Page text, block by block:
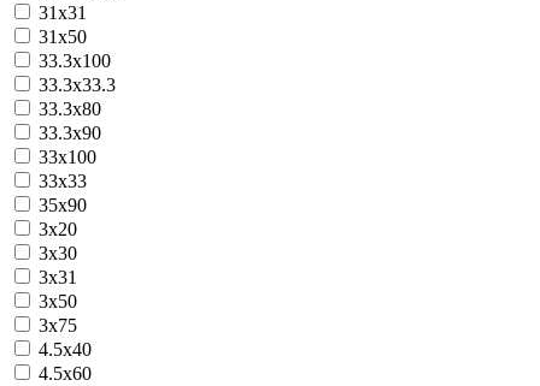
31х31
31х50
33.3х100
33.3х33.3
33.3х80
33.3х90
33х100
33х33
35х90
3х20
3х30
3х31
3х50
3х75
4.5х40
4.5х60